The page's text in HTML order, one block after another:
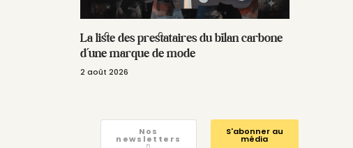
La liste des prestataires du bilan carbone
d’une marque de mode
2 août 2026
Nos
newsletters
S'abonner au
média